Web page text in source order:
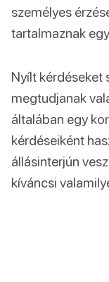
személyes
tartalmaznak
Nyílt kérdéseket
megtudjanak
általában egy
kérdéseiként
állásinterjún
kíváncsi